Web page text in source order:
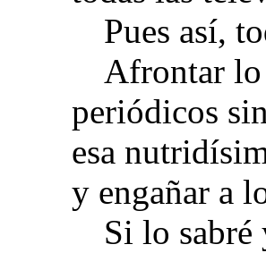
Pues así,
Afrontar lo
periódicos
esa
y engañar a
Si lo sabré